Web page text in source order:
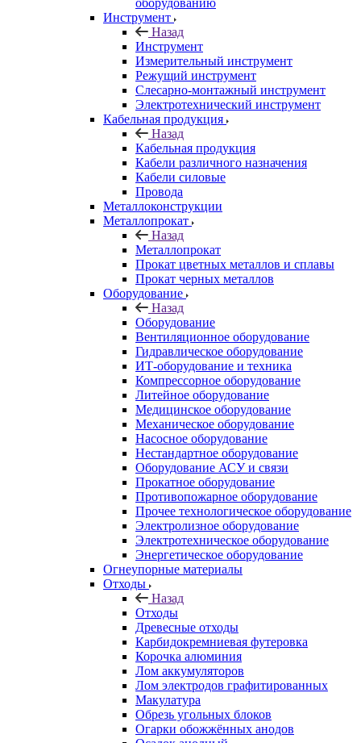
оборудованию
Инструмент
Назад
Инструмент
Измерительный инструмент
Режущий инструмент
Слесарно-монтажный инструмент
Электротехнический инструмент
Кабельная продукция
Назад
Кабельная продукция
Кабели различного назначения
Кабели силовые
Провода
Металлоконструкции
Металлопрокат
Назад
Металлопрокат
Прокат цветных металлов и сплавы
Прокат черных металлов
Оборудование
Назад
Оборудование
Вентиляционное оборудование
Гидравлическое оборудование
ИТ-оборудование и техника
Компрессорное оборудование
Литейное оборудование
Медицинское оборудование
Механическое оборудование
Насосное оборудование
Нестандартное оборудование
Оборудование АСУ и связи
Прокатное оборудование
Противопожарное оборудование
Прочее технологическое оборудование
Электролизное оборудование
Электротехническое оборудование
Энергетическое оборудование
Огнеупорные материалы
Отходы
Назад
Отходы
Древесные отходы
Карбидокремниевая футеровка
Корочка алюминия
Лом аккумуляторов
Лом электродов графитированных
Макулатура
Обрезь угольных блоков
Огарки обожжённых анодов